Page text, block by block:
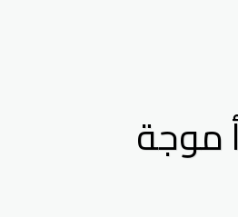
تبدأ موجة